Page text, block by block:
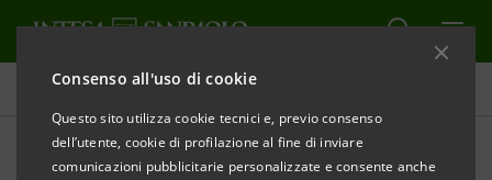
Consenso all'uso di cookie
Questo sito utilizza cookie tecnici e, previo consenso
dell’utente, cookie di profilazione al fine di inviare
comunicazioni pubblicitarie personalizzate e consente anche
Tutti gli eventi sostenuti dalla banca